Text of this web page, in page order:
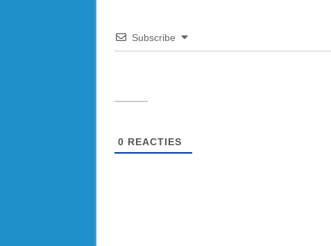
Subscribe
0 REACTIES